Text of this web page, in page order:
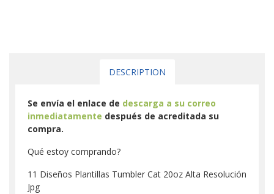
DESCRIPTION
Se envía el enlace de descarga a su correo
inmediatamente después de acreditada su
compra.
Qué estoy comprando?
11 Diseños Plantillas Tumbler Cat 20oz Alta Resolución
Jpg